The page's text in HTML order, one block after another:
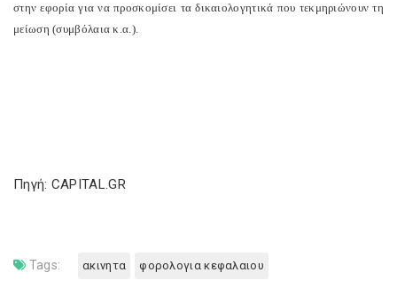
στην εφορία για να προσκομίσει τα δικαιολογητικά που τεκμηριώνουν τη
μείωση (συμβόλαια κ.α.).
Πηγή: CAPITAL.GR
Tags: ακινητα φορολογια κεφαλαιου